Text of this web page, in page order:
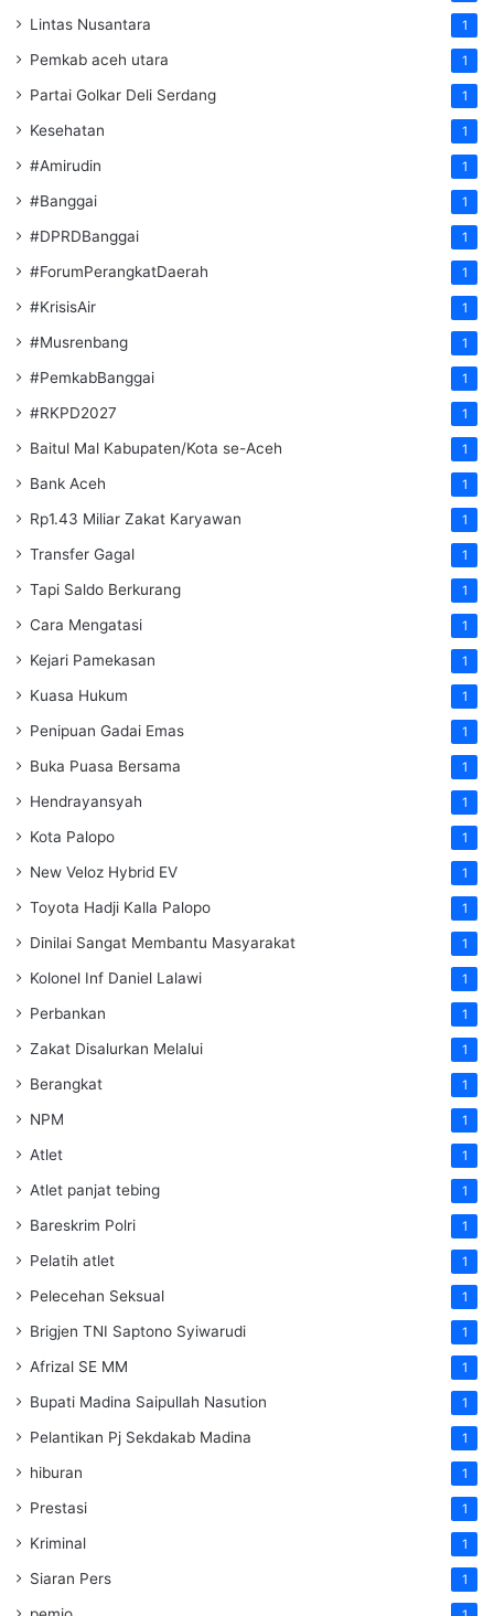
Lintas Nusantara 1
Pemkab aceh utara 1
Partai Golkar Deli Serdang 1
Kesehatan 1
#Amirudin 1
#Banggai 1
#DPRDBanggai 1
#ForumPerangkatDaerah 1
#KrisisAir 1
#Musrenbang 1
#PemkabBanggai 1
#RKPD2027 1
Baitul Mal Kabupaten/Kota se-Aceh 1
Bank Aceh 1
Rp1.43 Miliar Zakat Karyawan 1
Transfer Gagal 1
Tapi Saldo Berkurang 1
Cara Mengatasi 1
Kejari Pamekasan 1
Kuasa Hukum 1
Penipuan Gadai Emas 1
Buka Puasa Bersama 1
Hendrayansyah 1
Kota Palopo 1
New Veloz Hybrid EV 1
Toyota Hadji Kalla Palopo 1
Dinilai Sangat Membantu Masyarakat 1
Kolonel Inf Daniel Lalawi 1
Perbankan 1
Zakat Disalurkan Melalui 1
Berangkat 1
NPM 1
Atlet 1
Atlet panjat tebing 1
Bareskrim Polri 1
Pelatih atlet 1
Pelecehan Seksual 1
Brigjen TNI Saptono Syiwarudi 1
Afrizal SE MM 1
Bupati Madina Saipullah Nasution 1
Pelantikan Pj Sekdakab Madina 1
hiburan 1
Prestasi 1
Kriminal 1
Siaran Pers 1